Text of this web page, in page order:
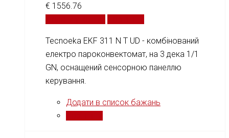
€ 1556.76
Tecnoeka EKF 311 N T UD - комбінований
електро пароконвектомат, на 3 дека 1/1
GN, оснащений сенсорною панеллю
керування.
Додати в список бажань